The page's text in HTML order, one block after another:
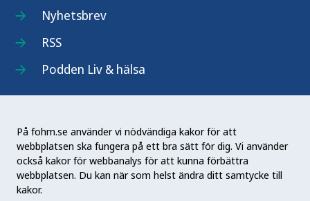
På fohm.se använder vi nödvändiga kakor för att
webbplatsen ska fungera på ett bra sätt för dig. Vi använder
också kakor för webbanalys för att kunna förbättra
webbplatsen. Du kan när som helst ändra ditt samtycke till
kakor.
Nyhetsbrev
RSS
Podden Liv & hälsa
Folkhälsomyndigheten (Fohm) är en nationell
kunskapsmyndighet som arbetar för en bättre
folkhälsa. Det gör myndigheten genom att